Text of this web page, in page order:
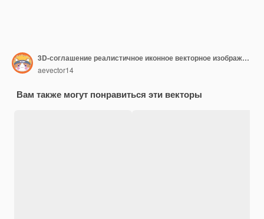
3D-соглашение реалистичное иконное векторное изображение
aevector14
Вам также могут понравиться эти векторы